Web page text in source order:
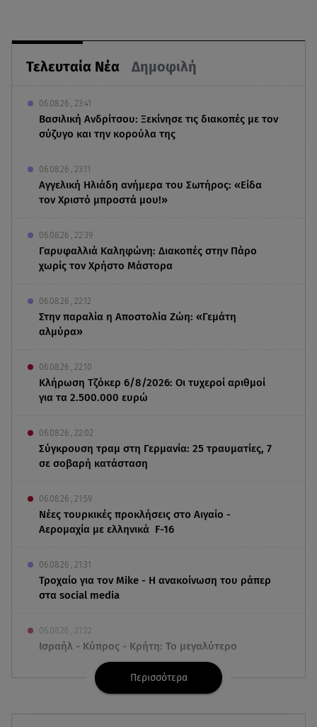
Τελευταία Νέα Δημοφιλή
06.08.26 , 23:41
Βασιλική Ανδρίτσου: Ξεκίνησε τις διακοπές με τον
σύζυγο και την κορούλα της
06.08.26 , 23:11
Αγγελική Ηλιάδη ανήμερα του Σωτήρος: «Είδα
τον Χριστό μπροστά μου!»
06.08.26 , 22:39
Γαρυφαλλιά Καληφώνη: Διακοπές στην Πάρο
χωρίς τον Χρήστο Μάστορα
06.08.26 , 22:12
Στην παραλία η Αποστολία Ζώη: «Γεμάτη
αλμύρα»
06.08.26 , 22:10
Κλήρωση Τζόκερ 6/8/2026: Οι τυχεροί αριθμοί
για τα 2.500.000 ευρώ
06.08.26 , 22:02
Σύγκρουση τραμ στη Γερμανία: 25 τραυματίες, 7
σε σοβαρή κατάσταση
06.08.26 , 21:59
Νέες τουρκικές προκλήσεις στο Αιγαίο -
Αερομαχία με ελληνικά F-16
06.08.26 , 21:31
Τροχαίο για τον Mike - Η ανακοίνωση του ράπερ
στα social media
06.08.26 , 21:22
Ισραήλ - Κύπρος - Κρήτη: Το μεγαλύτερο
υποθαλάσσιο καλώδιο στον κόσμο
Motor Oil: Δωρεά πυροσβεστικών οχημάτων και
Περισσότερα